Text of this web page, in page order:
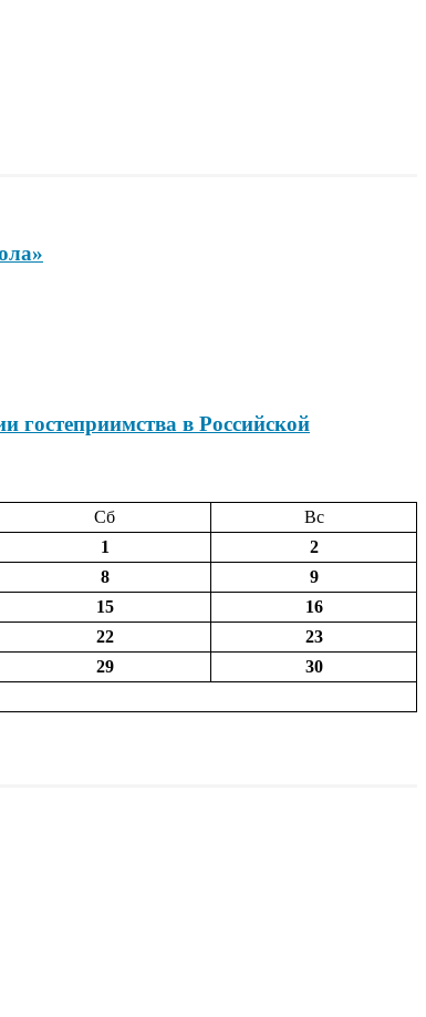
гостеприимства в Российской
Сб
Вс
1
2
8
9
15
16
22
23
29
30